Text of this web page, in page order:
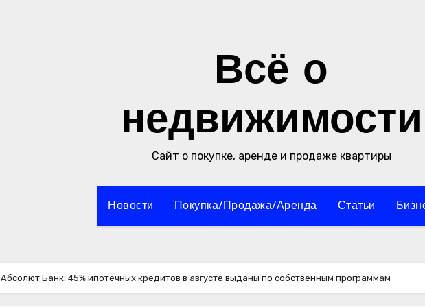
Всё о
недвижимости
Сайт о покупке, аренде и продаже квартиры
Новости Покупка/Продажа/Аренда Статьи
Абсолют Банк: 45% ипотечных кредитов в августе выданы по собственным программам